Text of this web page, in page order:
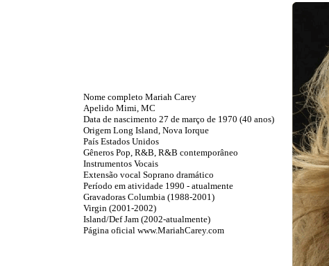
Nome completo Mariah Carey
Apelido Mimi, MC
Data de nascimento 27 de março de 1970 (40 anos)
Origem Long Island, Nova Iorque
País Estados Unidos
Gêneros Pop, R&B, R&B contemporâneo
Instrumentos Vocais
Extensão vocal Soprano dramático
Período em atividade 1990 - atualmente
Gravadoras Columbia (1988-2001)
Virgin (2001-2002)
Island/Def Jam (2002-atualmente)
Página oficial www.MariahCarey.com